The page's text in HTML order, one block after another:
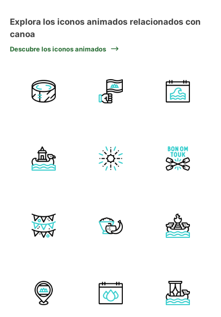
Explora los iconos animados relacionados con
canoa
Descubre los iconos animados